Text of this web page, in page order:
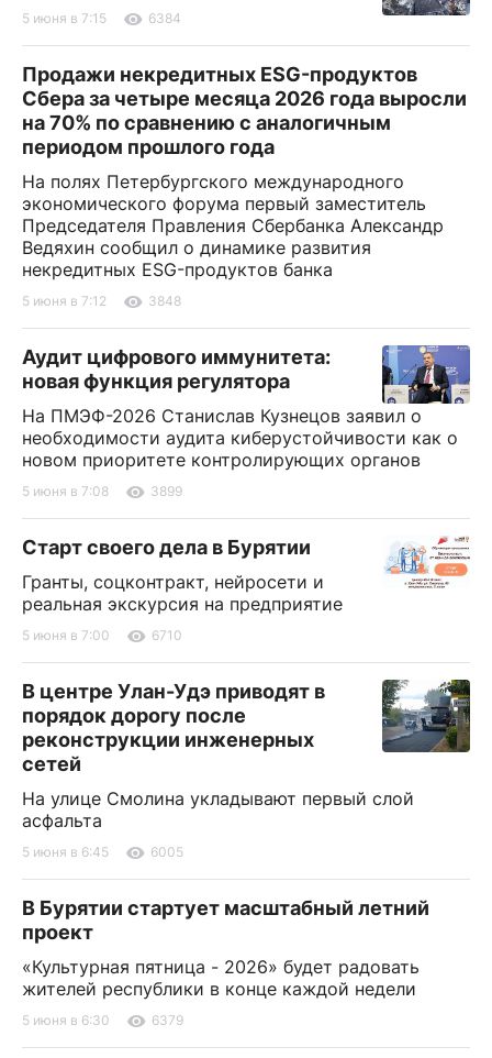
5 июня в 7:15 6384
Продажи некредитных ESG-продуктов
Сбера за четыре месяца 2026 года выросли
на 70% по сравнению с аналогичным
периодом прошлого года
На полях Петербургского международного
экономического форума первый заместитель
Председателя Правления Сбербанка Александр
Ведяхин сообщил о динамике развития
некредитных ESG-продуктов банка
5 июня в 7:12 3848
Аудит цифрового иммунитета:
новая функция регулятора
На ПМЭФ-2026 Станислав Кузнецов заявил о
необходимости аудита киберустойчивости как о
новом приоритете контролирующих органов
5 июня в 7:08 3899
Старт своего дела в Бурятии
Гранты, соцконтракт, нейросети и
реальная экскурсия на предприятие
5 июня в 7:00 6710
В центре Улан-Удэ приводят в
порядок дорогу после
реконструкции инженерных
сетей
На улице Смолина укладывают первый слой
асфальта
5 июня в 6:45 6005
В Бурятии стартует масштабный летний
проект
«Культурная пятница - 2026» будет радовать
жителей республики в конце каждой недели
5 июня в 6:30 6379